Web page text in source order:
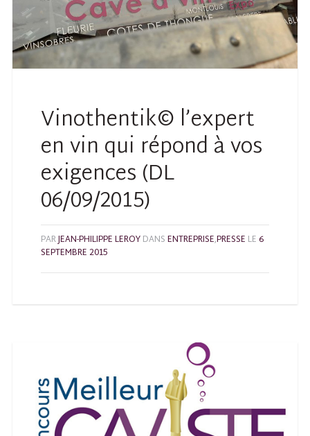
Vinothentik© l’expert
en vin qui répond à vos
exigences (DL
06/09/2015)
PARJEAN-PHILIPPE LEROYDANSENTREPRISE,PRESSE LE6
SEPTEMBRE 2015